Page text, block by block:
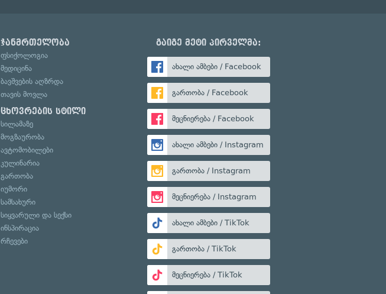
ჯანმრთელობა
ფსიქოლოგია
მედიცინა
ბავშვების აღზრდა
თავის მოვლა
ცხოვრების სტილი
სილამაზე
მოგზაურობა
ავტომობილები
კულინარია
გართობა
იუმორი
სამსახური
სიყვარული და სექსი
ინსპირაცია
რჩევები
გაიგე მეტი პირველმა:
ახალი ამბები / Facebook
გართობა / Facebook
მეცნიერება / Facebook
ახალი ამბები / Instagram
გართობა / Instagram
მეცნიერება / Instagram
ახალი ამბები / TikTok
გართობა / TikTok
მეცნიერება / TikTok